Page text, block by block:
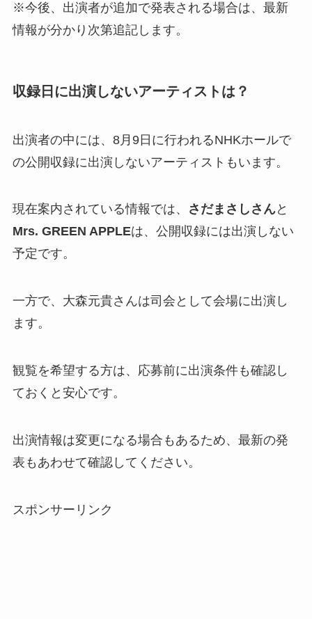
※今後、出演者が追加で発表される場合は、最新
情報が分かり次第追記します。
収録日に出演しないアーティストは？
出演者の中には、8月9日に行われるNHKホールで
の公開収録に出演しないアーティストもいます。
現在案内されている情報では、 さだまさしさんと
Mrs. GREEN APPLEは、公開収録には出演しない
予定です。
一方で、大森元貴さんは司会として会場に出演し
ます。
観覧を希望する方は、応募前に出演条件も確認し
ておくと安心です。
出演情報は変更になる場合もあるため、最新の発
表もあわせて確認してください。
スポンサーリンク